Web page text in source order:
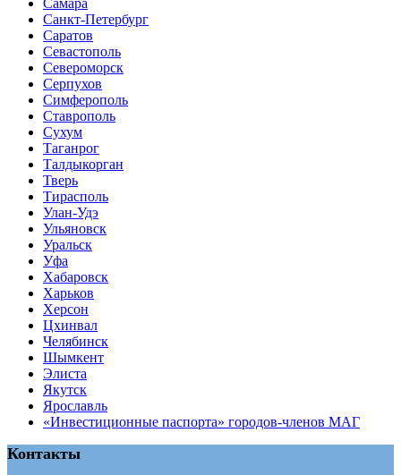
Санкт-Петербург
Саратов
Севастополь
Североморск
Серпухов
Симферополь
Ставрополь
Сухум
Таганрог
Tалдыкорган
Тверь
Тирасполь
Улан-Удэ
Ульяновск
Уральск
Уфа
Хабаровск
Харьков
Херсон
Цхинвал
Челябинск
Шымкент
Элиста
Якутск
Ярославль
«Инвестиционные паспорта» городов-членов МАГ
Контакты